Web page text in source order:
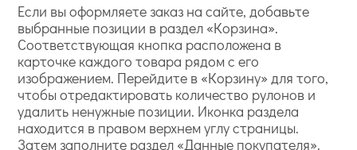
Если вы оформляете заказ на сайте, добавьте
выбранные позиции в раздел «Корзина».
Соответствующая кнопка расположена в
карточке каждого товара рядом с его
изображением. Перейдите в «Корзину» для того,
чтобы отредактировать количество рулонов и
удалить ненужные позиции. Иконка раздела
находится в правом верхнем углу страницы.
Затем заполните раздел «Данные покупателя».